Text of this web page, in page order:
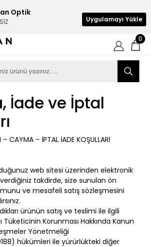
0
İade ve İptal
– CAYMA – İPTAL İADE KOŞULLARI
web sitesi üzerinden elektronik
takdirde, size sunulan ön
ve mesafeli satış sözleşmesini
ürünün satış ve teslimi ile ilgili
Tüketicinin Korunması Hakkında Kanun
Yönetmeliği
hükümleri ile yürürlükteki diğer
Optik
Uygulamayı Yükle